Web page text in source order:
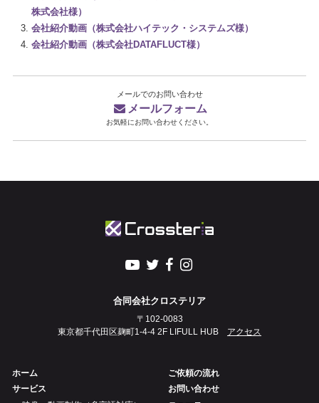
株式会社様）
会社紹介動画（株式会社ハイテック・システムズ様）
会社紹介動画（株式会社DATAFLUCT様）
メールでのお問い合わせ
メールフォーム
お気軽にお問い合わせください。
合同会社クロステリア
〒102-0083
東京都千代田区麹町1-4-4 2F LIFULL HUB アクセス
ホーム
サービス
ご依頼の流れ
お問い合わせ